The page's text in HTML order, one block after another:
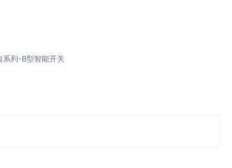
系列-B型智能开关